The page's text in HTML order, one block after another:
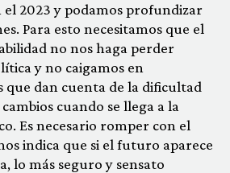
2023 y podamos profundizar
Para esto necesitamos que el
no nos haga perder
y no caigamos en
que dan cuenta de la dificultad
cuando se llega a la
Es necesario romper con el
indica que si el futuro aparece
lo más seguro y sensato